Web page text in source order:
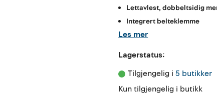
Lettavlest, dobbeltsidig
Integrert belteklemme
Les mer
Lagerstatus:
Tilgjengelig i 5 butikker
Kun tilgjengelig i butikk